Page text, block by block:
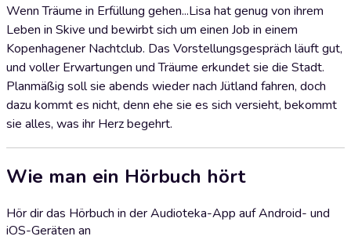
Wenn Träume in Erfüllung gehen...Lisa hat genug von ihrem
Leben in Skive und bewirbt sich um einen Job in einem
Kopenhagener Nachtclub. Das Vorstellungsgespräch läuft gut,
und voller Erwartungen und Träume erkundet sie die Stadt.
Planmäßig soll sie abends wieder nach Jütland fahren, doch
dazu kommt es nicht, denn ehe sie es sich versieht, bekommt
sie alles, was ihr Herz begehrt.
Wie man ein Hörbuch hört
Hör dir das Hörbuch in der Audioteka-App auf Android- und
iOS-Geräten an